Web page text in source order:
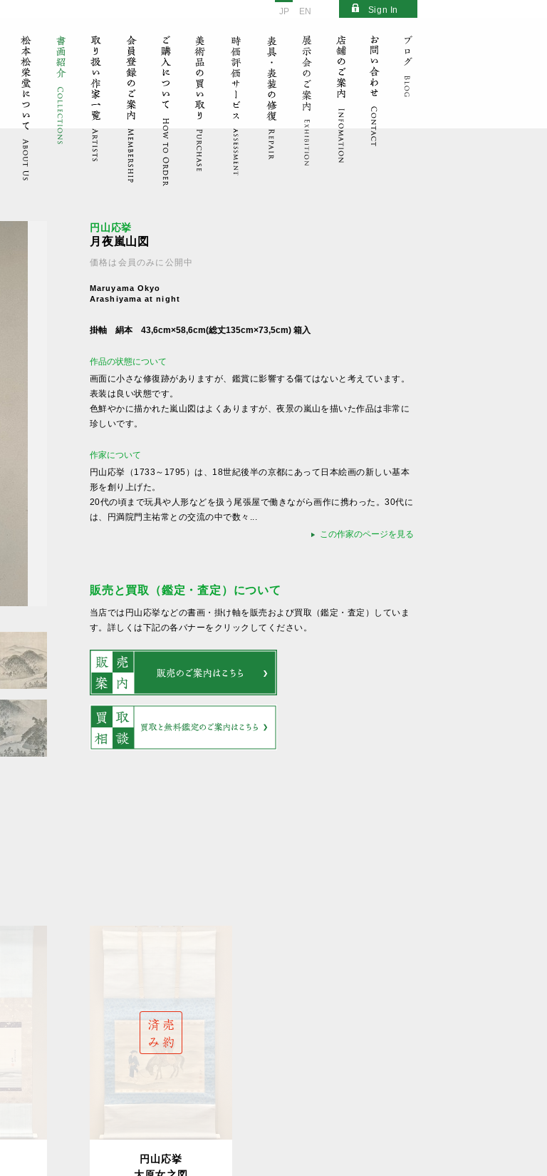
Sign In
JP EN
円山応挙
月夜嵐山図
価格は会員のみに公開中
Maruyama Okyo
Arashiyama at night
掛軸 絹本 43,6cm×58,6cm(総丈135cm×73,5cm) 箱入
作品の状態について
画面に小さな修復跡がありますが、鑑賞に影響する傷てはないと考えています。
表装は良い状態です。
色鮮やかに描かれた嵐山図はよくありますが、夜景の嵐山を描いた作品は非常に
珍しいです。
作家について
円山応挙（1733～1795）は、18世紀後半の京都にあって日本絵画の新しい基本
形を創り上げた。
20代の頃まで玩具や人形などを扱う尾張屋で働きながら画作に携わった。30代に
は、円満院門主祐常との交流の中で数々...
この作家のページを見る
販売と買取（鑑定・査定）について
当店では円山応挙などの書画・掛け軸を販売および買取（鑑定・査定）していま
す。詳しくは下記の各バナーをクリックしてください。
円山応挙